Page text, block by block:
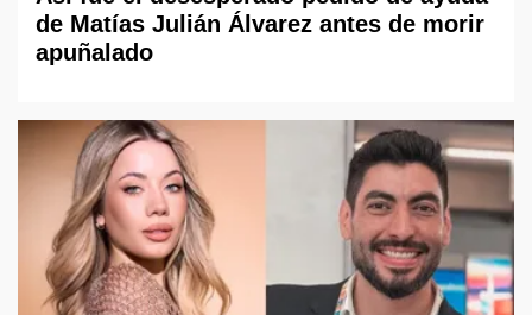
de Matías Julián Álvarez antes de morir
apuñalado